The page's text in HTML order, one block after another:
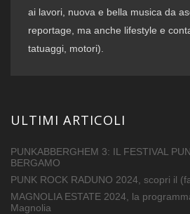
ai lavori, nuova e bella musica da
reportage, ma anche lifestyle e
tatuaggi, motori).
ULTIMI ARTICOLI
PUNKABBERGHEM 3: IL FESTIVAL
BERGAMO
PUNK ROCK RADUNO 2024, scopri il
MAGNOLIA ESTATE 2024, la
Magnolia